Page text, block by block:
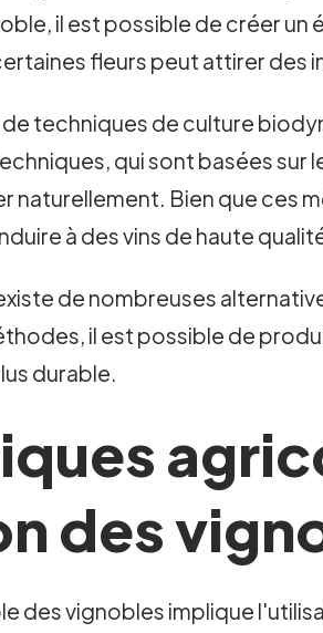
il est possible de créer
fleurs peut attirer des
de techniques de culture
qui sont basées sur
naturellement. Bien que ces
à des vins de haute
de nombreuses
il est possible de
durable.
des
des vignobles implique